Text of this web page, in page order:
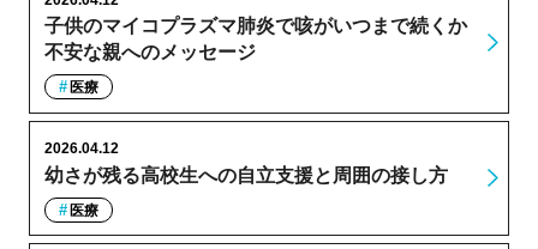
子供のマイコプラズマ肺炎で咳がいつまで続くか
不安な親へのメッセージ
医療
幼さが残る高校生への自立支援と周囲の接し方
2026.04.12
医療